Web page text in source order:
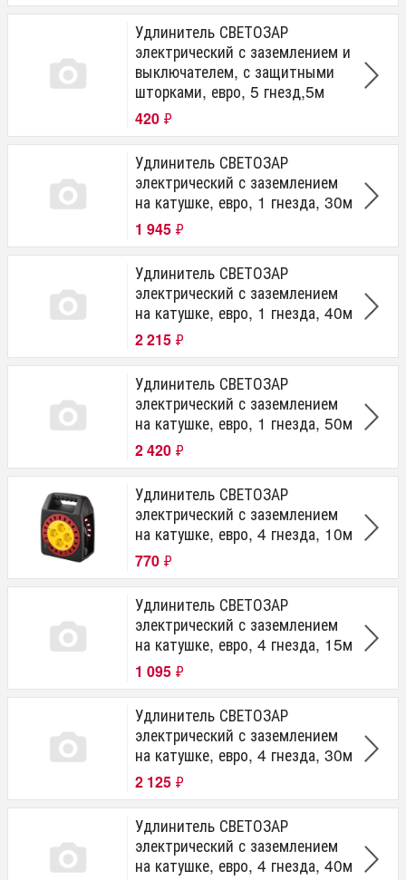
Удлинитель СВЕТОЗАР
электрический с заземлением и
выключателем, с защитными
шторками, евро, 5 гнезд,5м
420 ₽
Удлинитель СВЕТОЗАР
электрический с заземлением
на катушке, евро, 1 гнезда, 30м
1 945 ₽
Удлинитель СВЕТОЗАР
электрический с заземлением
на катушке, евро, 1 гнезда, 40м
2 215 ₽
Удлинитель СВЕТОЗАР
электрический с заземлением
на катушке, евро, 1 гнезда, 50м
2 420 ₽
Удлинитель СВЕТОЗАР
электрический с заземлением
на катушке, евро, 4 гнезда, 10м
770 ₽
Удлинитель СВЕТОЗАР
электрический с заземлением
на катушке, евро, 4 гнезда, 15м
1 095 ₽
Удлинитель СВЕТОЗАР
электрический с заземлением
на катушке, евро, 4 гнезда, 30м
2 125 ₽
Удлинитель СВЕТОЗАР
электрический с заземлением
на катушке, евро, 4 гнезда, 40м